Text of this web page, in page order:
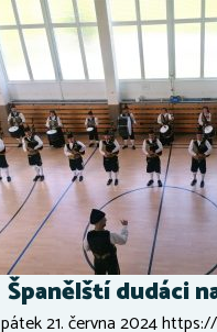
Španělští dudáci
pátek 21. června 2024